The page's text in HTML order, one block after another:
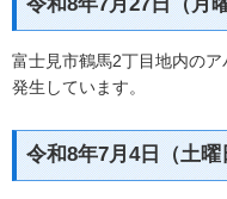
富士見市鶴馬2丁目地内の
発生しています。
令和8年7月4日（土曜